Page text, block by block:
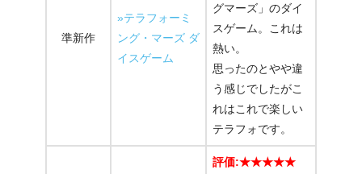
準新作
»テラフォーミ
ング・マーズ ダ
イスゲーム
グマーズ」のダイ
スゲーム。これは
熱い。
思ったのとやや違
う感じでしたがこ
れはこれで楽しい
テラフォです。
評価:★★★★★